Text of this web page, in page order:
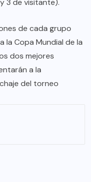
3 de visitante).
de cada grupo
la Copa Mundial de la
dos mejores
a la
del torneo